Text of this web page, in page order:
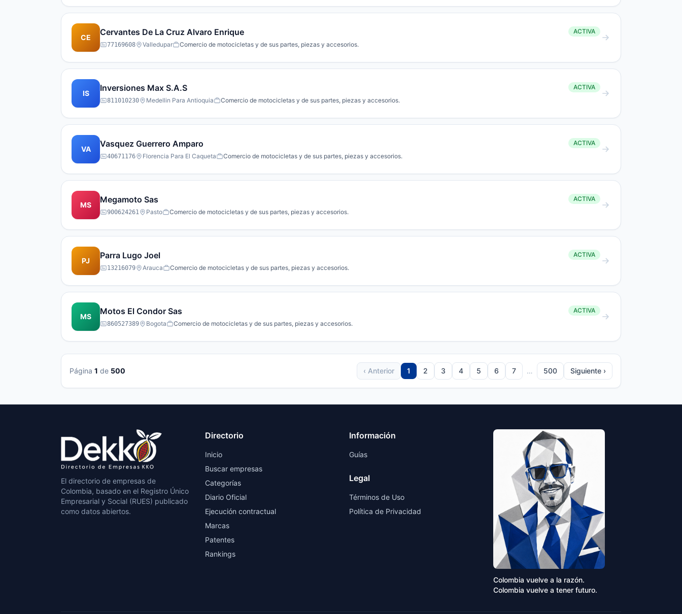
CE
Cervantes De La Cruz Alvaro Enrique ACTIVA
77169608 Valledupar Comercio de motocicletas y de sus partes, piezas y accesorios.
IS
Inversiones Max S.A.S ACTIVA
811010230 Medellin Para Antioquia Comercio de motocicletas y de sus partes, piezas y accesorios.
VA
Vasquez Guerrero Amparo ACTIVA
40671176 Florencia Para El Caqueta Comercio de motocicletas y de sus partes, piezas y accesorios.
MS
Megamoto Sas ACTIVA
900624261 Pasto Comercio de motocicletas y de sus partes, piezas y accesorios.
PJ
Parra Lugo Joel ACTIVA
13216079 Arauca Comercio de motocicletas y de sus partes, piezas y accesorios.
MS
Motos El Condor Sas ACTIVA
860527389 Bogota Comercio de motocicletas y de sus partes, piezas y accesorios.
Página 1 de 500 ‹ Anterior 1 2 3 4 5 6 7 … 500 Siguiente ›
El directorio de empresas de
Colombia, basado en el Registro Único
Empresarial y Social (RUES) publicado
como datos abiertos.
Directorio
Inicio
Buscar empresas
Categorías
Diario Oficial
Ejecución contractual
Marcas
Patentes
Rankings
Información
Guías
Legal
Términos de Uso
Política de Privacidad
Colombia vuelve a la razón.
Colombia vuelve a tener futuro.